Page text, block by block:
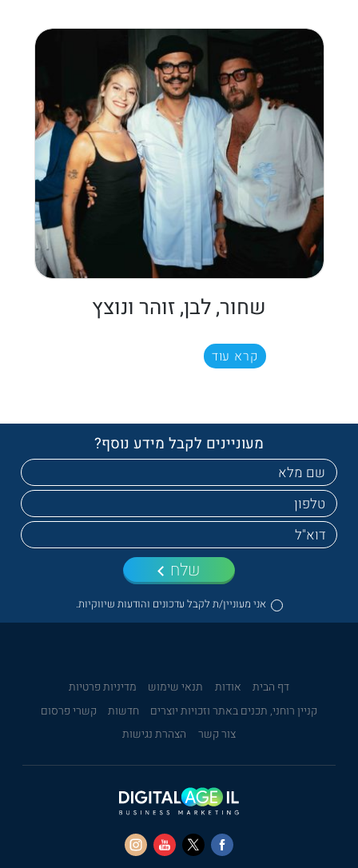
שחור, לבן, זוהר ונוצץ
קרא עוד
מעוניינים לקבל מידע נוסף?
אני מעוניין/ת לקבל עדכונים והודעות שיווקיות.
שלח
דף הבית אודות תנאי שימוש
מדיניות פרטיות
קניין רוחני, תכנים באתר וזכויות יוצרים
חדשות
קשרי פרסום
צור קשר
הצהרת נגישות